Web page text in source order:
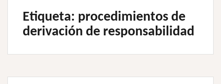
Etiqueta: procedimientos de
derivación de responsabilidad